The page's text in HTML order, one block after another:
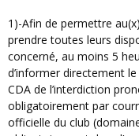
1)-Afin de permettre au(x) club(s) visiteur(s) et aux officiels de
prendre toutes leurs
concerné, au moins 5
d’informer directement
CDA de l’interdiction
obligatoirement par
officielle du club